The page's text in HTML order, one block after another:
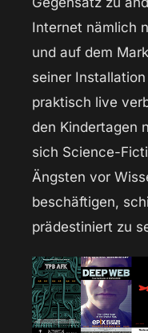
Internet nämlich
und auf dem
seiner
praktisch live
den Kindertagen
sich Science-
Ängsten vor
beschäftigen,
prädestiniert zu